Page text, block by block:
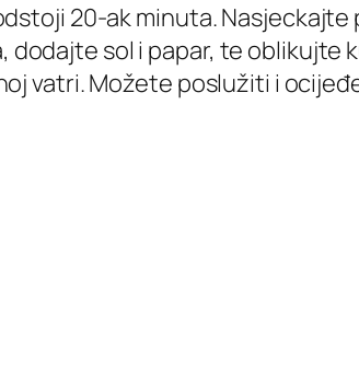
20-ak minuta. Nasjeckajte
sol i papar, te oblikujte
vatri. Možete poslužiti i